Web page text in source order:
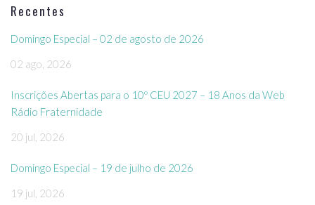
Recentes
Domingo Especial – 02 de agosto de 2026
02 ago, 2026
Inscrições Abertas para o 10º CEU 2027 – 18 Anos da Web
Rádio Fraternidade
20 jul, 2026
Domingo Especial – 19 de julho de 2026
19 jul, 2026